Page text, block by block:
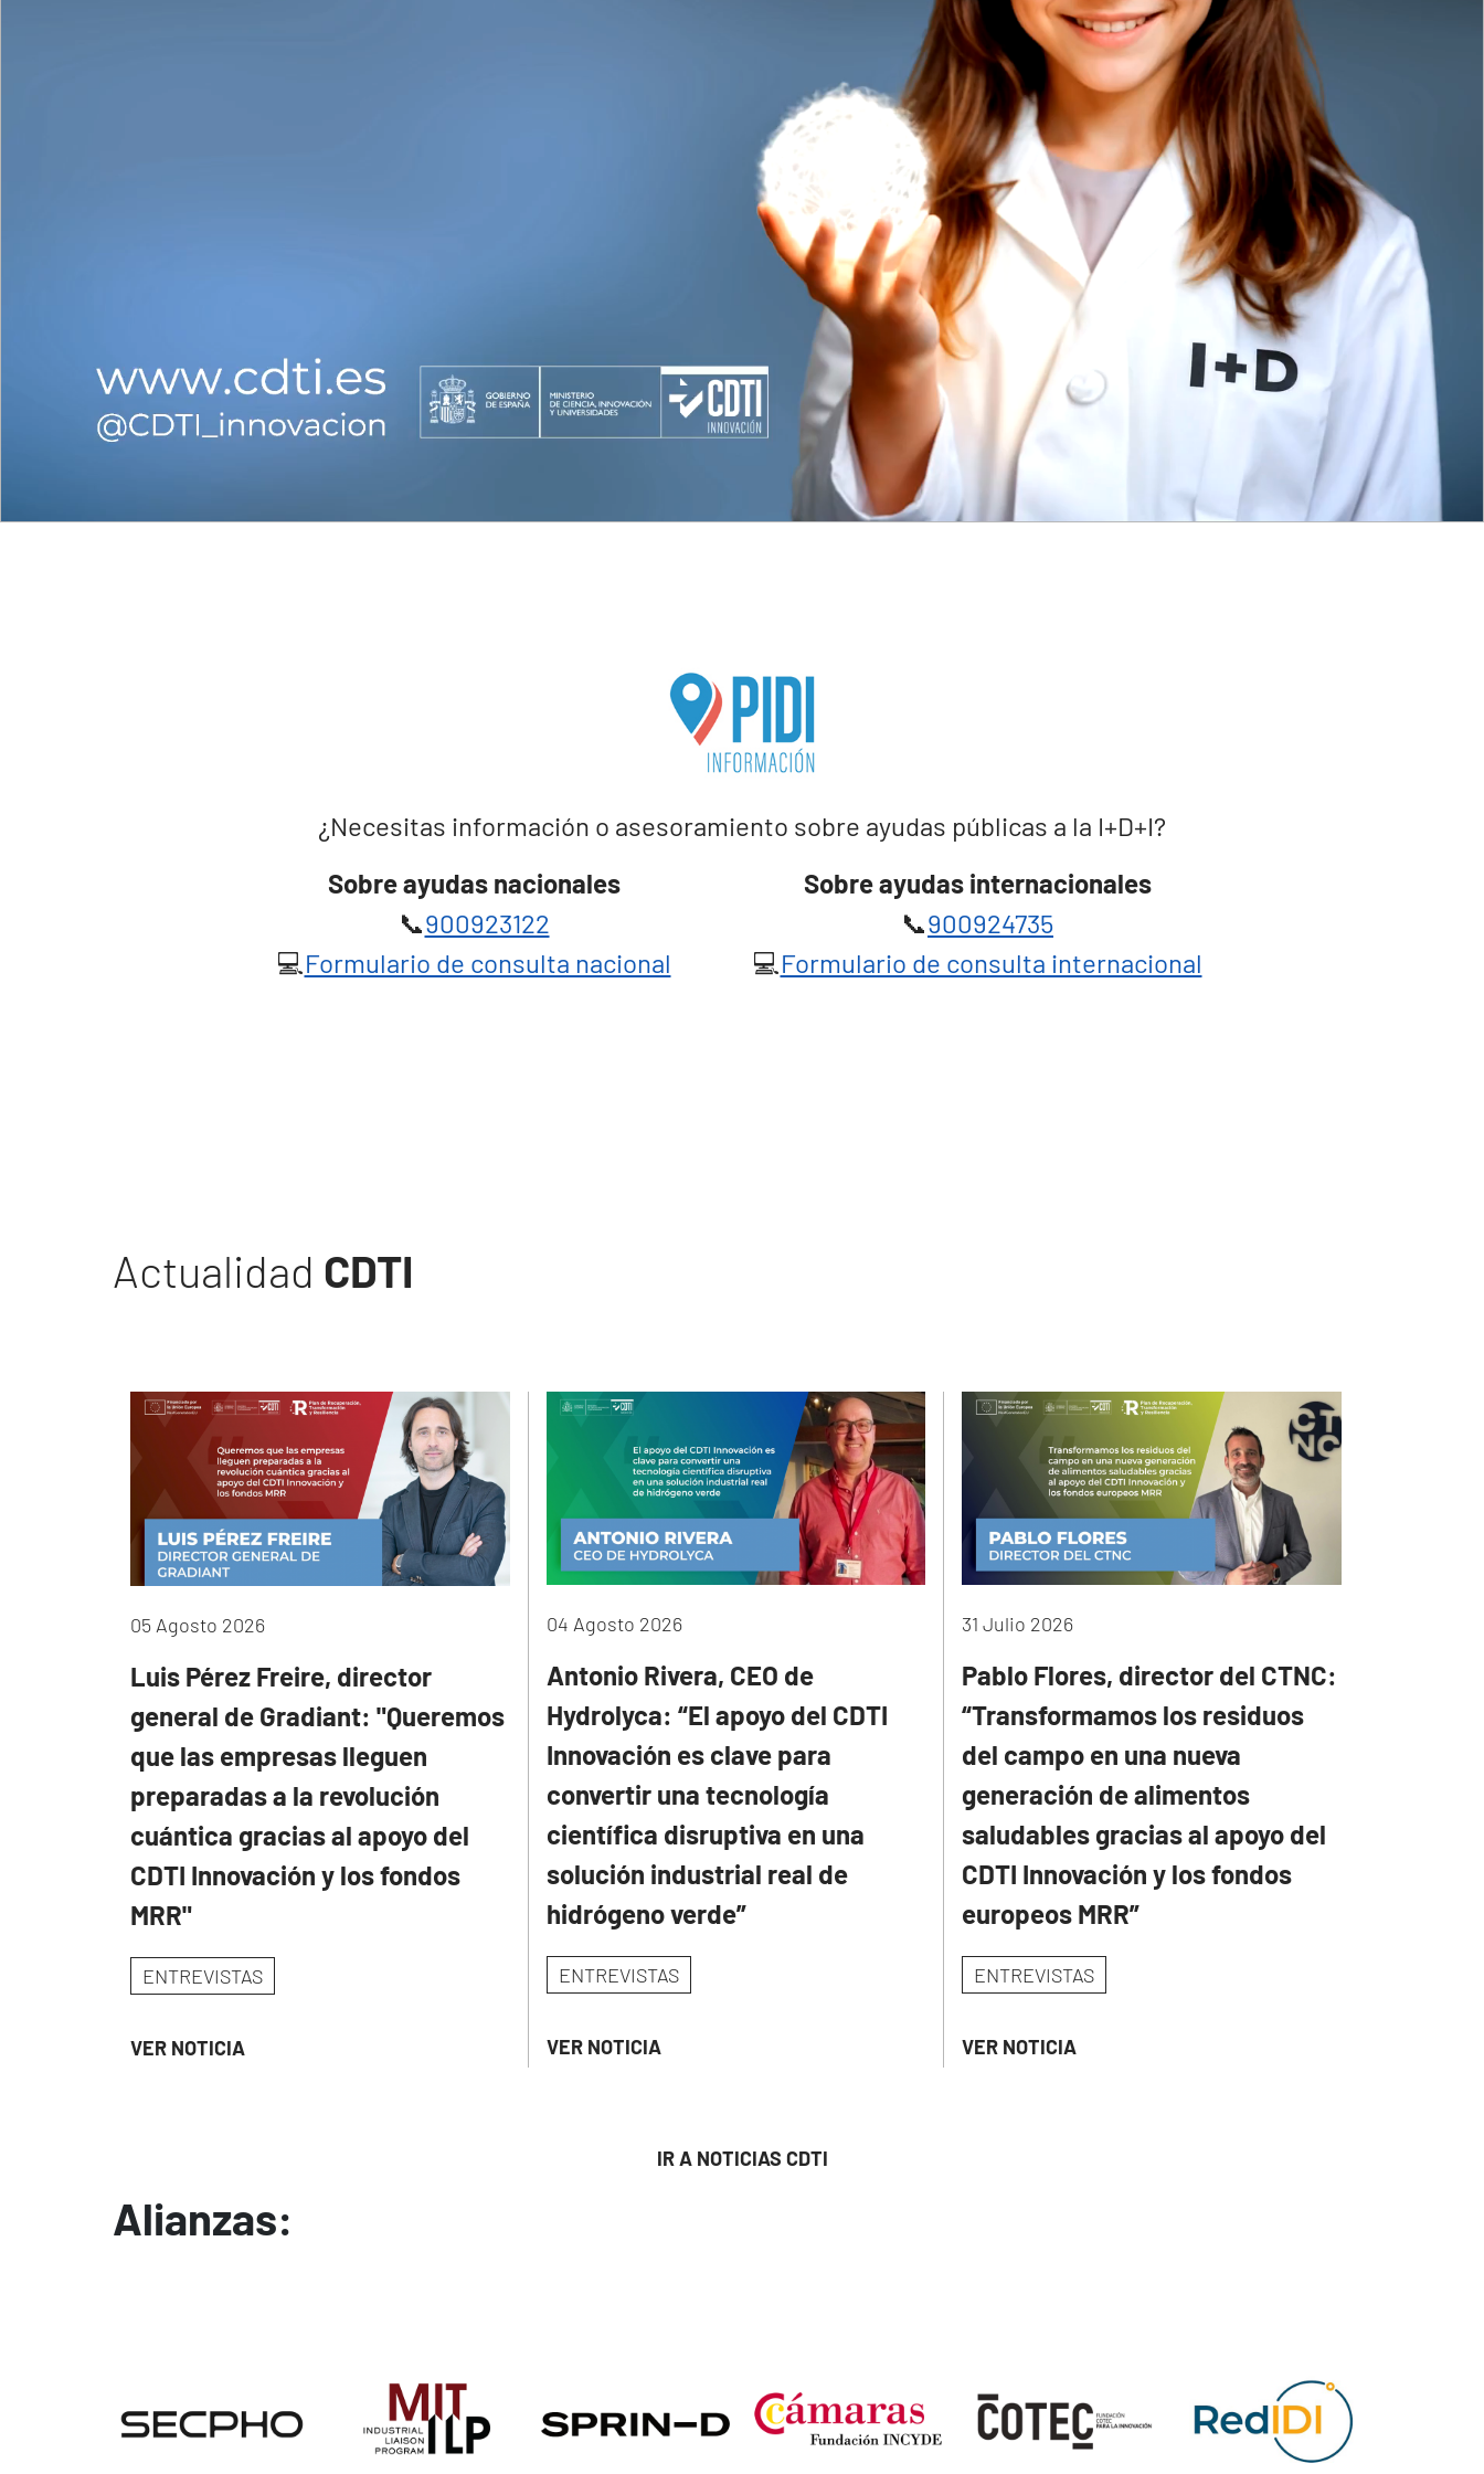
¿Necesitas información o asesoramiento sobre ayudas públicas a la I+D+I?
Sobre ayudas nacionales
Sobre ayudas internacionales
📞900923122 📞900924735
💻 Formulario de consulta nacional 💻 Formulario de consulta internacional
Actualidad CDTI
05 Agosto 2026
Luis Pérez Freire, director
general de Gradiant: "Queremos
que las empresas lleguen
preparadas a la revolución
cuántica gracias al apoyo del
CDTI Innovación y los fondos
MRR"
ENTREVISTAS
VER NOTICIA
04 Agosto 2026
Antonio Rivera, CEO de
Hydrolyca: “El apoyo del CDTI
Innovación es clave para
convertir una tecnología
científica disruptiva en una
solución industrial real de
hidrógeno verde”
ENTREVISTAS
VER NOTICIA
31 Julio 2026
Pablo Flores, director del CTNC:
“Transformamos los residuos
del campo en una nueva
generación de alimentos
saludables gracias al apoyo del
CDTI Innovación y los fondos
europeos MRR”
ENTREVISTAS
VER NOTICIA
IR A NOTICIAS CDTI
Alianzas: